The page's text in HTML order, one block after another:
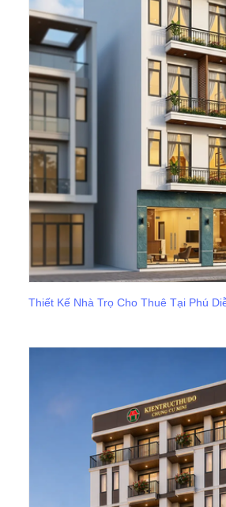
Thiết Kế Nhà Trọ Cho Thuê Tại Phú